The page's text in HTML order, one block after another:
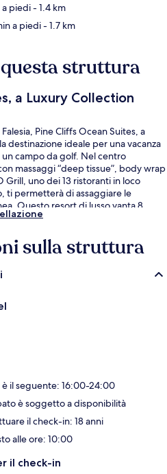
a piedi- 1.4 km
a piedi- 1.7 km
struttura
a Luxury Collection
Pine Cliffs Ocean Suites, a
destinazione ideale per una vacanza
campo da golf. Nel centro
massaggi “deep tissue”, body wrap
uno dei 13 ristoranti in loco
ti permetterà di assaggiare le
Questo resort di lusso vanta 8
oltre a dotazioni in camera
sulla struttura
è il seguente: 16:00-24:00
è soggetto a disponibilità
il check-in: 18 anni
alle ore: 10:00
il check-in